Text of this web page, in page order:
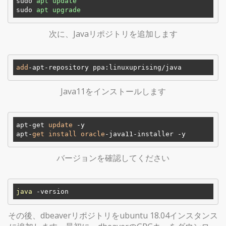
sudo
apt upgrade
次に、Javaリポジトリを追加します
add
Java11をインストールします
apt-get update -y
apt-get install oracle
バージョンを確認してください
java
その後、dbeaverリポジトリをubuntu 18.04インスタンス